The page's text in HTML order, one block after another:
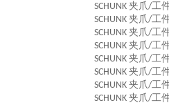
SCHUNK 夹爪/工
SCHUNK 夹爪/工
SCHUNK 夹爪/工
SCHUNK 夹爪/工
SCHUNK 夹爪/工
SCHUNK 夹爪/工
SCHUNK 夹爪/工
SCHUNK 夹爪/工